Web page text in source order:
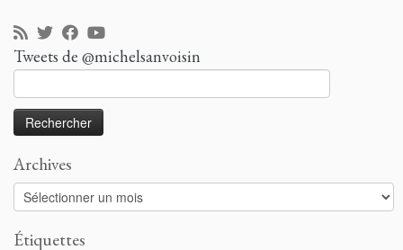
Tweets de @michelsanvoisin
Archives
Archives
Étiquettes